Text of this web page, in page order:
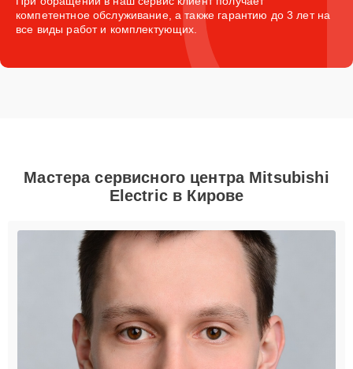
компетентное обслуживание, а также гарантию до 3 лет на
все виды работ и комплектующих.
Мастера сервисного центра Mitsubishi
Electric в Кирове